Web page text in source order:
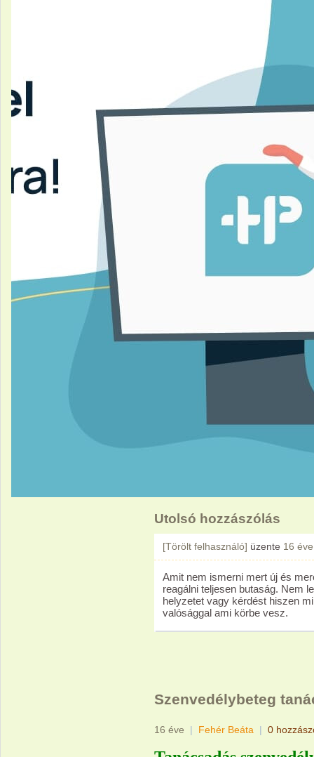
Utolsó hozzászólás
[Törölt felhasználó] üzente 16 éve
Amit nem ismerni mert új és
reagálni teljesen butaság. Nem
helyzetet vagy kérdést hiszen
valósággal ami körbe vesz.
Szenvedélybeteg
16 éve | Fehér Beáta | 0